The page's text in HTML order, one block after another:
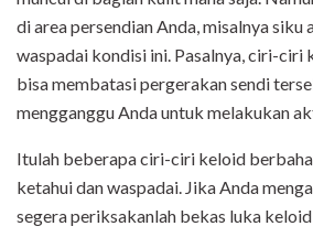
di area persendian Anda, misalnya siku
waspadai kondisi ini. Pasalnya, ciri-ciri
bisa membatasi pergerakan sendi
mengganggu Anda untuk melakukan
Itulah beberapa ciri-ciri keloid
ketahui dan waspadai. Jika Anda
segera periksakanlah bekas luka